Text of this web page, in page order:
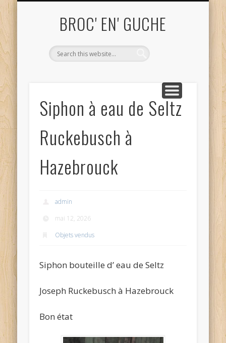
BROC' EN' GUCHE
Siphon à eau de Seltz
Ruckebusch à
Hazebrouck
admin
mai 12, 2026
Objets vendus
Siphon bouteille d’ eau de Seltz
Joseph Ruckebusch à Hazebrouck
Bon état